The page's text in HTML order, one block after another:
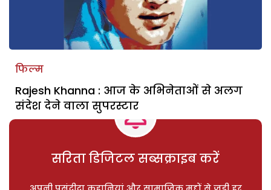
फिल्म
Rajesh Khanna : आज के अभिनेताओं से अलग
संदेश देने वाला सुपरस्टार
सरिता डिजिटल सब्सक्राइब करें